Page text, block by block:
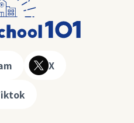
X